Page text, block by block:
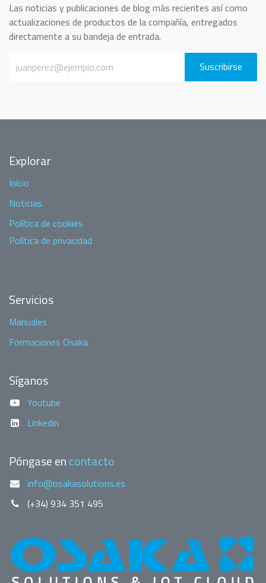
Las noticias y publicaciones de blog más recientes así como
actualizaciones de productos de la compañía, entregados
directamente a su bandeja de entrada.
Suscribirse
Explorar
Inicio
Noticias
Política de cookies
Política de privacidad
Servicios
Manuales
Formaciones Osaka
Síganos
Youtube
Linkedin
Póngase encontacto
info@osakasolutions.es
(+34) 934 351 495